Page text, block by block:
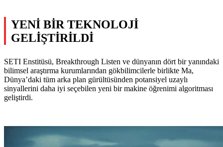
YENİ BİR TEKNOLOJİ
GELİŞTİRİLDİ
SETI Enstitüsü, Breakthrough Listen ve dünyanın dört bir yanındaki
bilimsel araştırma kurumlarından gökbilimcilerle birlikte Ma,
Dünya’daki tüm arka plan gürültüsünden potansiyel uzaylı
sinyallerini daha iyi seçebilen yeni bir makine öğrenimi algoritması
geliştirdi.